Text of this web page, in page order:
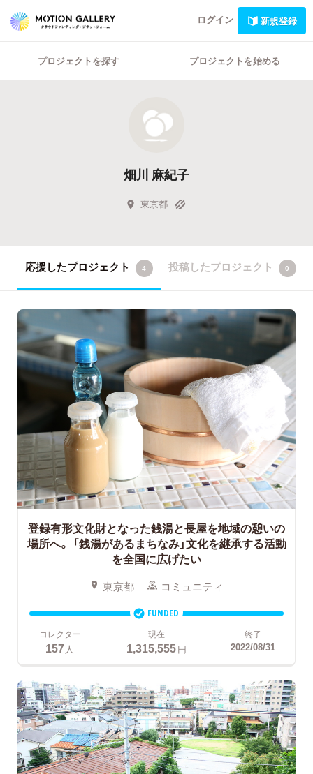
ログイン 新規登録
プロジェクトを探す プロジェクトを始める
畑川 麻紀子
東京都
応援したプロジェクト 4 投稿したプロジェクト 0
登録有形文化財となった銭湯と長屋を地域の憩いの
場所へ。 「銭湯があるまちなみ」文化を継承する活動
を全国に広げたい
東京都 コミュニティ
FUNDED
コレクター
157 人
現在
1,315,555円
終了
2022/08/31